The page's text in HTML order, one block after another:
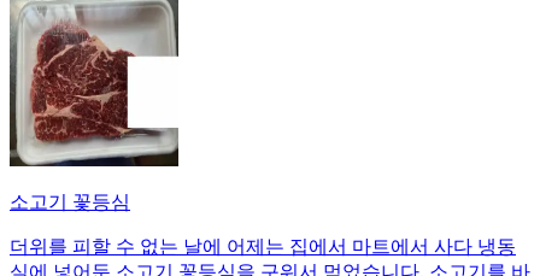
소고기 꽃등심
더위를 피할 수 없는 날에 어제는 집에서 마트에서 사다 냉동